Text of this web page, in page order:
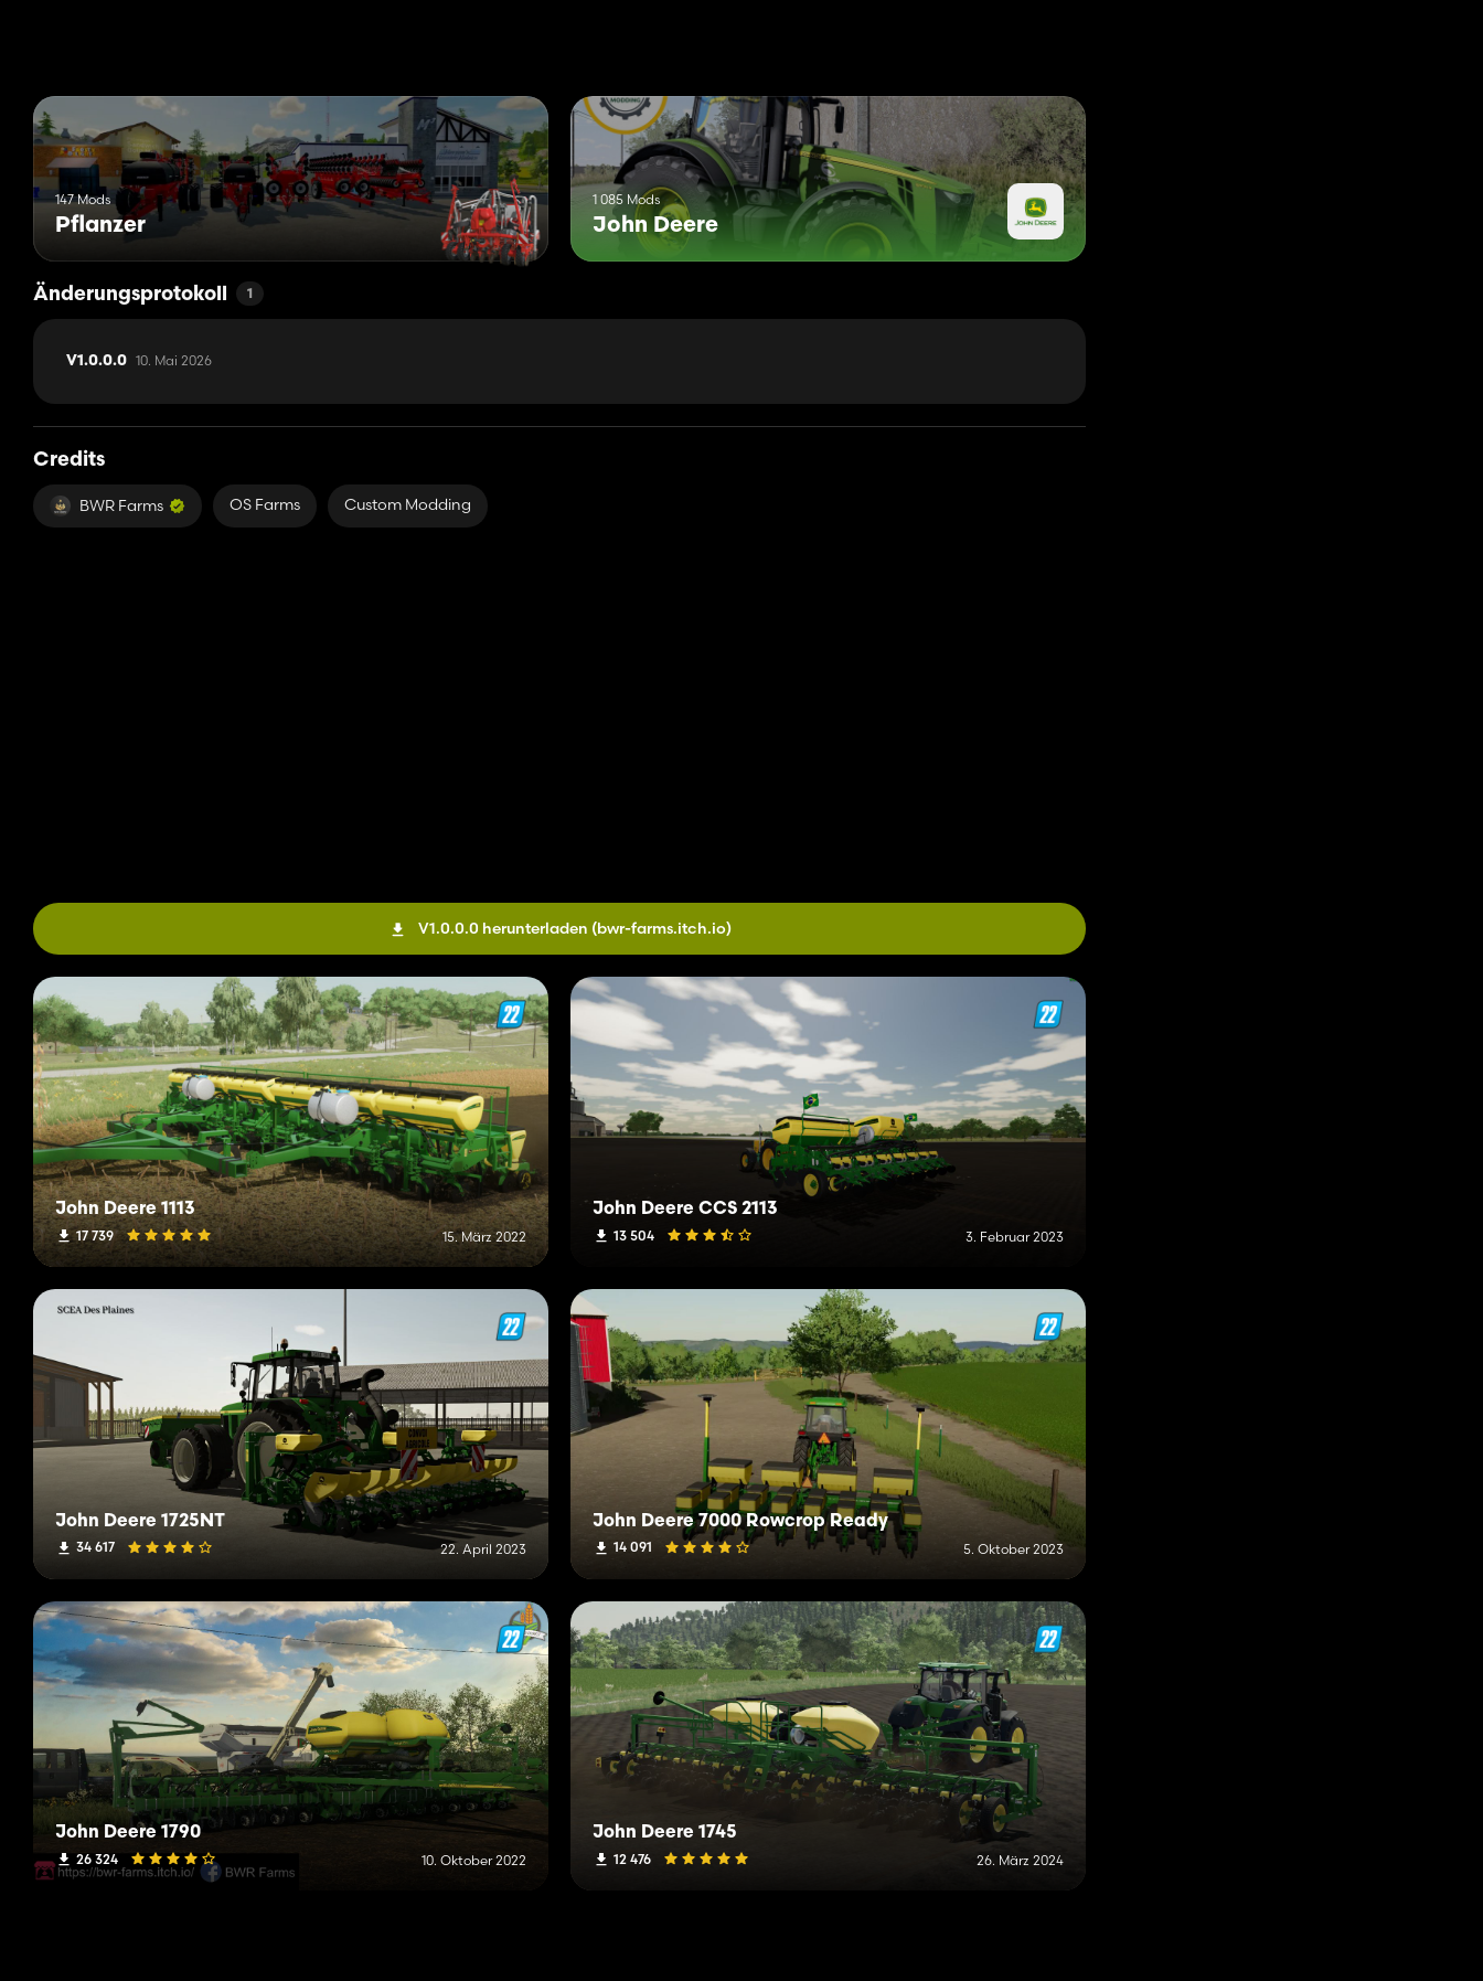
- GPS: Keine, GPS-Post, SF3000, SF6000, SF7000
- Reiheneinheiten: Maxemerge 5, Maxemerge XP
- Abtrieb: HD-Feder, pneumatischer Abtrieb, IRHD
- Anbaugerätetyp: 2-Punkt-Schnellkupplung
- Düngertank: nichts, 600 Gallonen, 700 Gallonen
147 Mods
Pflanzer
1 085 Mods
John Deere
Änderungsprotokoll 1
V1.0.0.0 10. Mai 2026
Credits
BWR Farms OS Farms Custom Modding
V1.0.0.0 herunterladen (bwr-farms.itch.io)
John Deere 1113
17 739 15. März 2022
John Deere CCS 2113
13 504 3. Februar 2023
John Deere 1725NT
34 617 22. April 2023
John Deere 7000 Rowcrop Ready
14 091 5. Oktober 2023
John Deere 1790
26 324 10. Oktober 2022
John Deere 1745
12 476 26. März 2024